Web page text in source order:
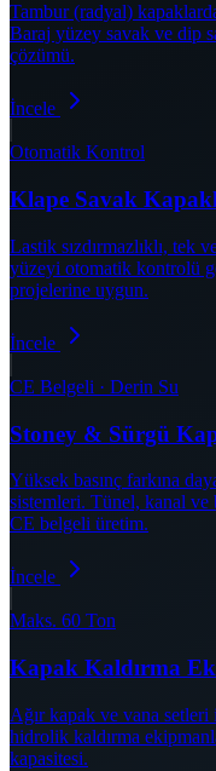
Tambur (radyal)
Baraj yüzey savak ve dip
çözümü.
İncele
Otomatik Kontrol
Klape Savak
Lastik sızdırmazlıklı, tek
yüzeyi otomatik kontrolü
projelerine uygun.
İncele
CE Belgeli · Derin Su
Stoney & Sürgü
Yüksek basınç farkına
sistemleri. Tünel, kanal ve
CE belgeli üretim.
İncele
Maks. 60 Ton
Kapak Kaldırma
Ağır kapak ve vana
hidrolik kaldırma
kapasitesi.